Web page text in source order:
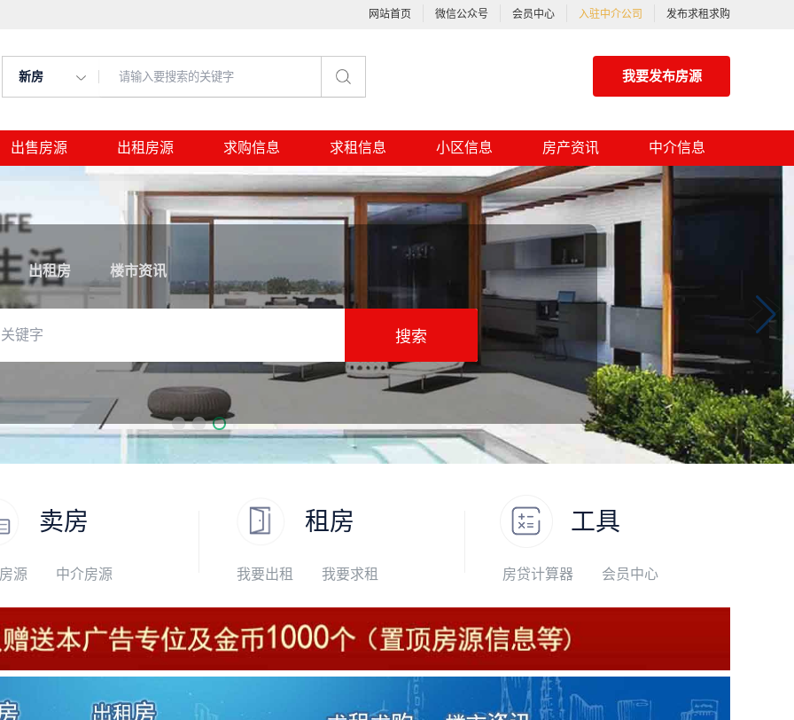
网站首页 微信公众号 会员中心 入驻中介公司 发布求租求购
新房 我要发布房源
出售房源 出租房源 求购信息 求租信息 小区信息 房产资讯 中介信息
出租房 楼市资讯
搜索
卖房
源 中介房源
租房
我要出租 我要求租
工具
房贷计算器 会员中心